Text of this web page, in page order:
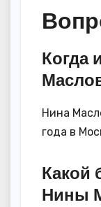
Когда
Нина
года в
Какой
Нины